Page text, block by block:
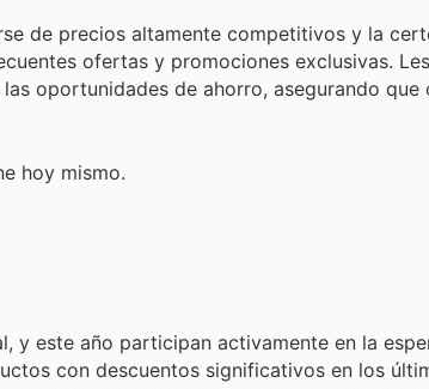
de precios altamente competitivos y la
ofertas y promociones exclusivas.
oportunidades de ahorro, asegurando que
hoy mismo.
este año participan activamente en la
con descuentos significativos en los